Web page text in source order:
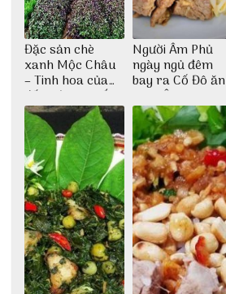
Đặc sản chè
xanh Mộc Châu
– Tinh hoa của
đất trời Tây Bắc
Người Âm Phủ
ngày ngủ đêm
bay ra Cố Đô ăn
Cơm Âm Phủ
Huế